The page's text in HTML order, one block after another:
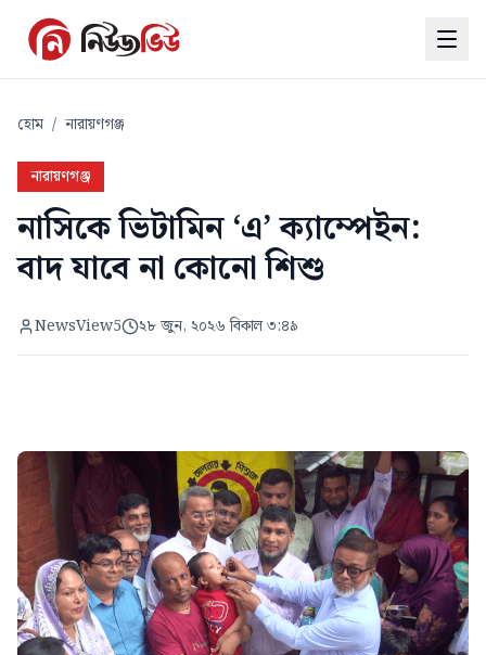
হোম / নারায়ণগঞ্জ
নারায়ণগঞ্জ
নাসিকে ভিটামিন ‘এ’ ক্যাম্পেইন:
বাদ যাবে না কোনো শিশু
NewsView5 ২৮ জুন, ২০২৬ বিকাল ৩:৪৯